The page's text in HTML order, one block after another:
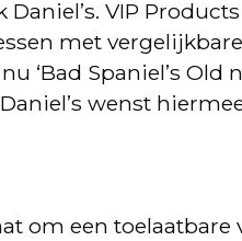
VIP
met
‘Bad Spaniel’s Old
Daniel’s wenst
om een toelaatbare